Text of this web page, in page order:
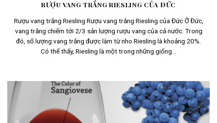
RƯỢU VANG TRẮNG RIESLING CỦA ĐỨC
Rượu vang trắng Riesling Rượu vang trắng Riesling của Đức Ở Đức,
vang trắng chiếm tới 2/3 sản lượng rượu vang của cả nước. Trong
đó, số lượng vang trắng được làm từ nho Riesling là khoảng 20%.
Có thể thấy, Riesling là một trong những giống...